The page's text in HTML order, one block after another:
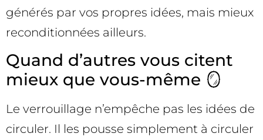
générés par vos propres idées, mais mieux
reconditionnées ailleurs.
Quand d’autres vous citent
mieux que vous-même 🪞
Le verrouillage n’empêche pas les idées de
circuler. Il les pousse simplement à circuler